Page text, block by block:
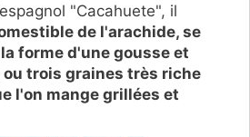
"Cacahuete", il
de l'arachide, se
forme d'une gousse et
trois graines très riche
l'on mange grillées et